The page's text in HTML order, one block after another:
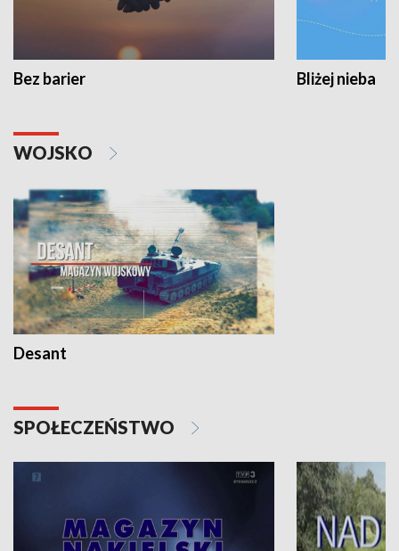
Bez barier Bliżej nieba
WOJSKO
Desant
SPOŁECZEŃSTWO